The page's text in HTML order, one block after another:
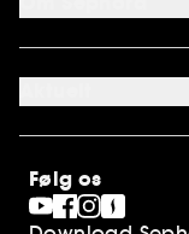
Om os
Karriere
SEPHORA Prize
Pride
Følg os